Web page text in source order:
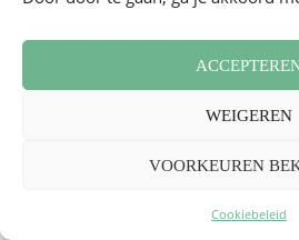
WEIGEREN
VOORKEUREN
Cookiebeleid
Al-Adaid) te ontdekken, een
waar water en woestijnzand